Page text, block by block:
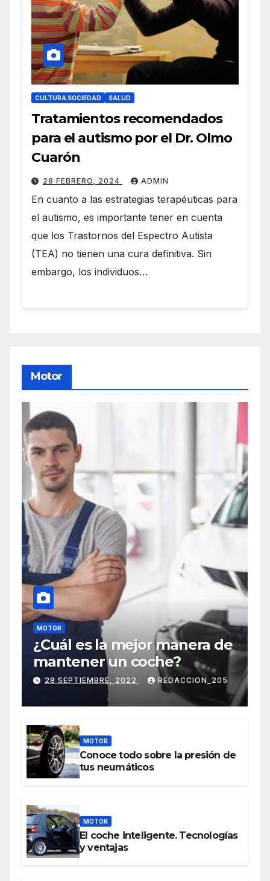
CULTURA SOCIEDAD SALUD
Tratamientos recomendados
para el autismo por el Dr. Olmo
Cuarón
28 FEBRERO, 2024 ADMIN
En cuanto a las estrategias terapéuticas para
el autismo, es importante tener en cuenta
que los Trastornos del Espectro Autista
(TEA) no tienen una cura definitiva. Sin
embargo, los individuos…
Motor
MOTOR
¿Cuál es la mejor manera de
mantener un coche?
28 SEPTIEMBRE, 2022 REDACCION_205
MOTOR
Conoce todo sobre la presión de
tus neumáticos
MOTOR
El coche inteligente. Tecnologías
y ventajas